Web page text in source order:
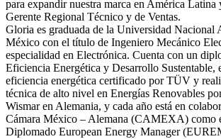
para expandir nuestra marca en América Latina
Gerente Regional Técnico y de Ventas.
Gloria es graduada de la Universidad Nacional
México con el título de Ingeniero Mecánico
especialidad en Electrónica. Cuenta con un
Eficiencia Energética y Desarrollo Sustentable,
eficiencia energética certificado por TÜV y
técnica de alto nivel en Energías Renovables
Wismar en Alemania, y cada año está en
Cámara México – Alemana (CAMEXA) como
Diplomado European Energy Manager